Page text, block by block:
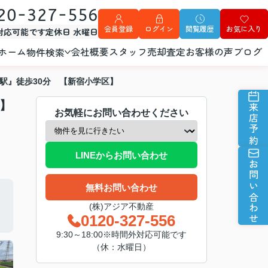
327-556
応可能です定休日 水曜日 会員登録 ログイン 閲覧履歴 お気に入り
ーム物件検索 会社概要スタッフ売却査定お客様の声ブログ
来店予約
お問い合わせ
』徒歩30分 【新宿小学区】
お気軽にお問い合わせください
LINEからお問い合わせ
無料お問い合わせ
(株)アジア不動産
0120-327-556
9:30～18:00※時間外対応可能です
（休：水曜日）